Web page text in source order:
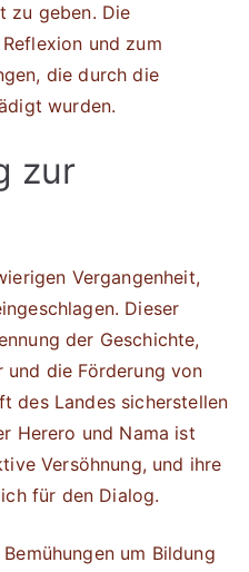
zu geben. Die
und zum
die durch die
wurden.
zur
Vergangenheit,
Dieser
der Geschichte,
und die Förderung von
des Landes sicherstellen
Herero und Nama ist
Versöhnung, und ihre
für den Dialog.
um Bildung